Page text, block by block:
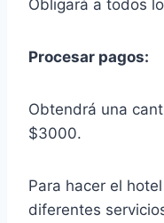
Obligará a todos
Procesar pagos:
Obtendrá una
$3000.
Para hacer el
diferentes